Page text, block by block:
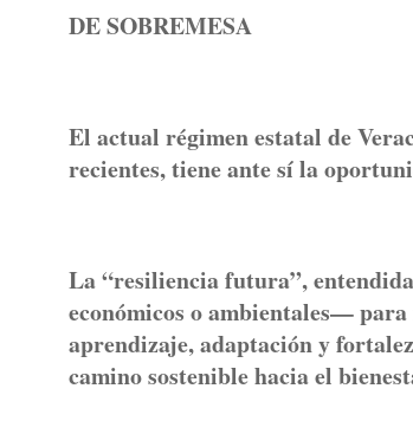
DE SOBREMESA
El actual régimen estatal de
recientes, tiene ante sí la
La “resiliencia futura”,
económicos o ambientales—
aprendizaje, adaptación y
camino sostenible hacia el